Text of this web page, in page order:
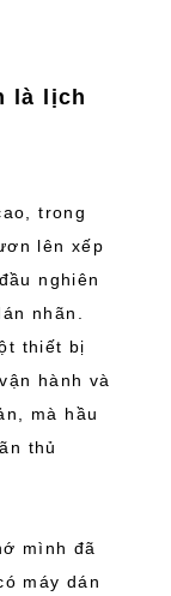
là lịch
trong
lên xếp
nghiên
nhãn.
thiết bị
hành và
mà hầu
thủ
mình đã
máy dán